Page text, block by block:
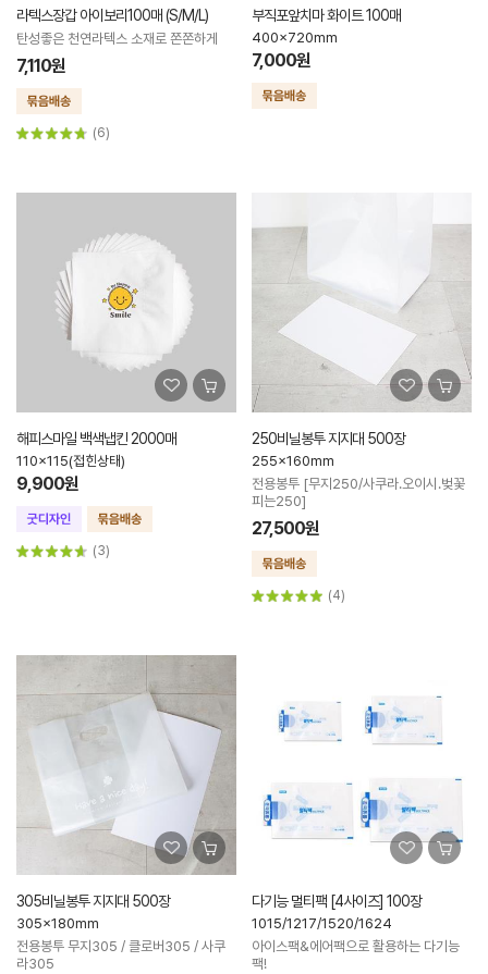
라텍스장갑 아이보리100매 (S/M/L)
탄성좋은 천연라텍스 소재로 쫀쫀하게
7,110원
(6)
부직포앞치마 화이트 100매
400x720mm
7,000원
해피스마일 백색냅킨 2000매
110x115(접힌상태)
9,900원
(3)
250비닐봉투 지지대 500장
255x160mm
전용봉투 [무지250/사쿠라.오이시.벚꽃
피는250]
27,500원
(4)
305비닐봉투 지지대 500장
305x180mm
전용봉투 무지305 / 클로버305 / 사쿠
라305
다기능 멀티팩 [4사이즈] 100장
1015/1217/1520/1624
아이스팩&에어팩으로 활용하는 다기능
팩!